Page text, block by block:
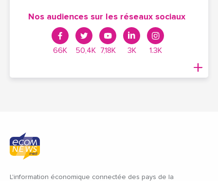
Nos audiences sur les réseaux sociaux
66K 50,4K 7,18K 3K 1.3K
L'information économique connectée des pays de la